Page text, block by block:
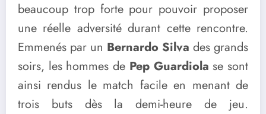
beaucoup trop forte pour pouvoir proposer
une réelle adversité durant cette rencontre.
Emmenés par un Bernardo Silva des grands
soirs, les hommes de Pep Guardiola se sont
ainsi rendus le match facile en menant de
trois buts dès la demi-heure de jeu.